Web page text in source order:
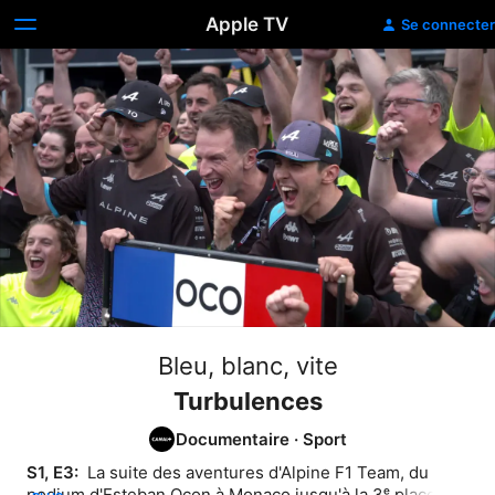
Apple TV Se connecter
Bleu, blanc, vite
Turbulences
Documentaire · Sport
S1, E3: La suite des aventures d'Alpine F1 Team, du